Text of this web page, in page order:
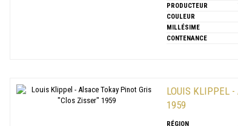
PRODUCTEUR
COULEUR
MILLÉSIME
CONTENANCE
LOUIS KLIPPEL -
1959
RÉGION